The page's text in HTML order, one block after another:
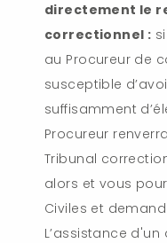
directement le
correctionnel :
au Procureur de
susceptible
suffisamment
Procureur
Tribunal
alors et vous
Civiles et
L’assistance d'un